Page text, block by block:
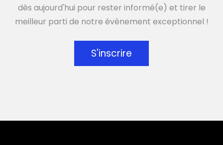
dès aujourd'hui pour rester informé(e) et tirer le
meilleur parti de notre événement exceptionnel !
S'inscrire